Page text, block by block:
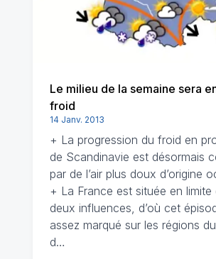
Le milieu de la semaine sera
froid
14 Janv. 2013
+ La progression du froid en
de Scandinavie est désormais
par de l’air plus doux d’origine
+ La France est située en limite
deux influences, d’où cet
assez marqué sur les régions
d…